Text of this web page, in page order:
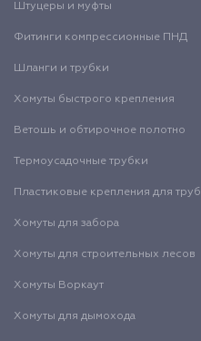
Штуцеры и муфты
Фитинги компрессионные ПНД
Шланги и трубки
Хомуты быстрого крепления
Ветошь и обтирочное полотно
Термоусадочные трубки
Пластиковые крепления для труб
Хомуты для забора
Хомуты для строительных лесов
Хомуты Воркаут
Хомуты для дымохода